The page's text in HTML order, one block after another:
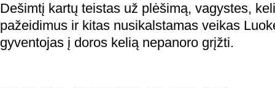
Dešimtį kartų teistas už plėšimą, vagystes,
pažeidimus ir kitas nusikalstamas veikas
gyventojas į doros kelią nepanoro grįžti.